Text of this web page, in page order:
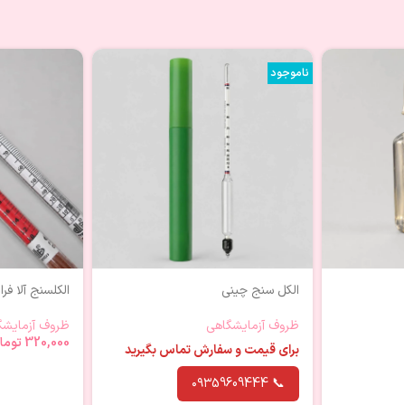
ناموجود
الکل سنج چینی
ظروف آزمایشگاهی
برای قیمت و سفارش تماس بگیرید
📞 ۰۹۳59609444
الکلسنج آلا
ظروف
320,000